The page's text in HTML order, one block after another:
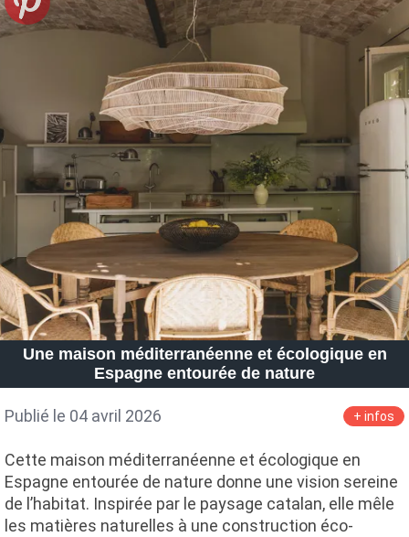
Une maison méditerranéenne et écologique en
Espagne entourée de nature
Publié le 04 avril 2026 + infos
Cette maison méditerranéenne et écologique en
Espagne entourée de nature donne une vision sereine
de l’habitat. Inspirée par le paysage catalan, elle mêle
les matières naturelles à une construction éco-